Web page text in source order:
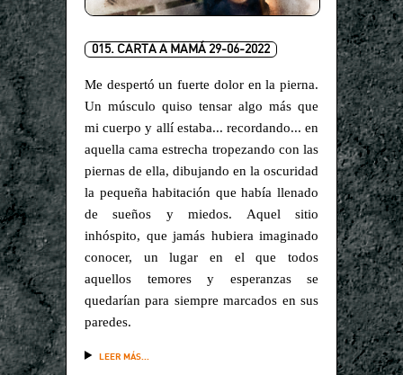
015. CARTA A MAMÁ 29-06-2022
Me despertó un fuerte dolor en la pierna.
Un músculo quiso tensar algo más que
mi cuerpo y allí estaba... recordando... en
aquella cama estrecha tropezando con las
piernas de ella, dibujando en la oscuridad
la pequeña habitación que había llenado
de sueños y miedos. Aquel sitio
inhóspito, que jamás hubiera imaginado
conocer, un lugar en el que todos
aquellos temores y esperanzas se
quedarían para siempre marcados en sus
paredes.
LEER MÁS...